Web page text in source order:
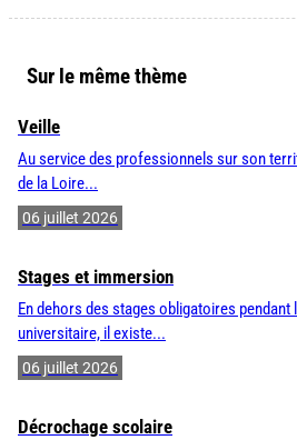
Sur le même thème
Veille
Au service des professionnels sur son
de la Loire...
06 juillet 2026
Stages et immersion
En dehors des stages obligatoires
universitaire, il existe...
06 juillet 2026
Décrochage scolaire